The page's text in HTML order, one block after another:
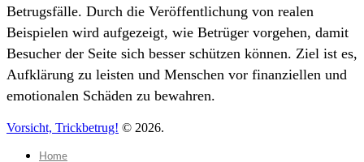
Betrugsfälle. Durch die Veröffentlichung von realen
Beispielen wird aufgezeigt, wie Betrüger vorgehen, damit
Besucher der Seite sich besser schützen können. Ziel ist es,
Aufklärung zu leisten und Menschen vor finanziellen und
emotionalen Schäden zu bewahren.
Vorsicht, Trickbetrug! © 2026.
Home